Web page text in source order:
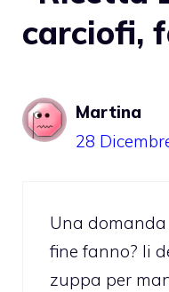
carciofi,
Martina
28
Una domanda
fine fanno? li
zuppa per